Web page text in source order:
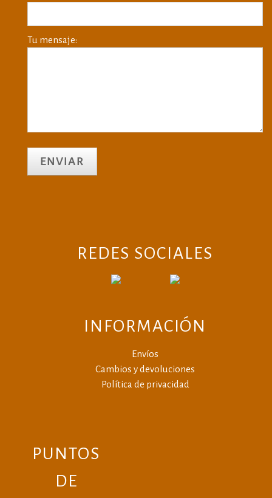
Tu mensaje:
REDES SOCIALES
INFORMACIÓN
Envíos
Cambios y devoluciones
Política de privacidad
PUNTOS
DE